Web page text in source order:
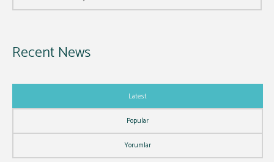
Recent News
Latest
Popular
Yorumlar